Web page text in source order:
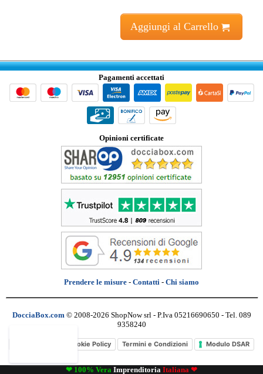
Aggiungi al Carrello
Pagamenti accettati
Opinioni certificate
Prendere le misure - Contatti - Chi siamo
DocciaBox.com © 2008-2026 ShopNow srl - P.Iva 05216690650 - Tel. 089
9358240
Cookie Policy Termini e Condizioni Modulo DSAR
❤ 100% Vera Imprenditoria Italiana ❤